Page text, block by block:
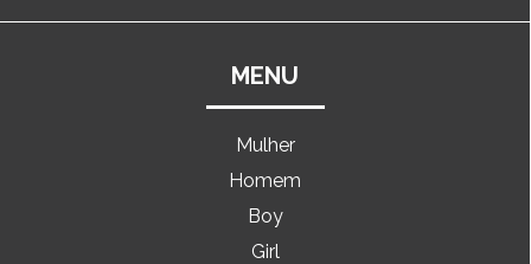
MENU
Mulher
Homem
Boy
Girl